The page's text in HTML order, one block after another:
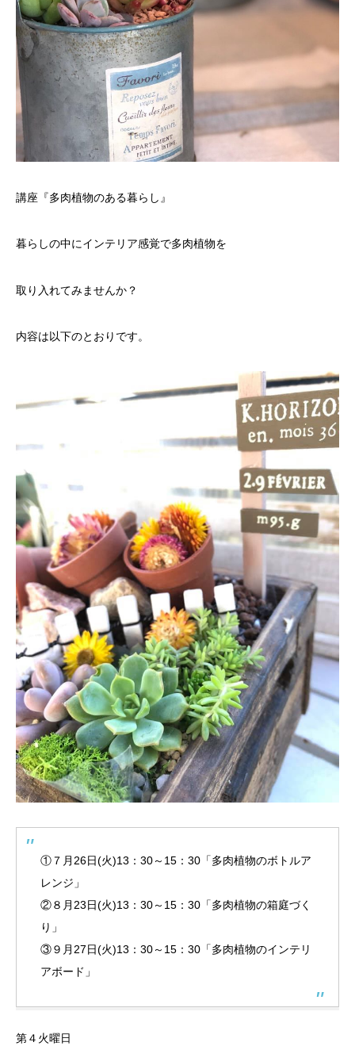
講座『多肉植物のある暮らし』
暮らしの中にインテリア感覚で多肉植物を
取り入れてみませんか？
内容は以下のとおりです。
①７月26日(火)13：30～15：30「多肉植物のボトルア
レンジ」
②８月23日(火)13：30～15：30「多肉植物の箱庭づく
り」
③９月27日(火)13：30～15：30「多肉植物のインテリ
アボード」
第４火曜日